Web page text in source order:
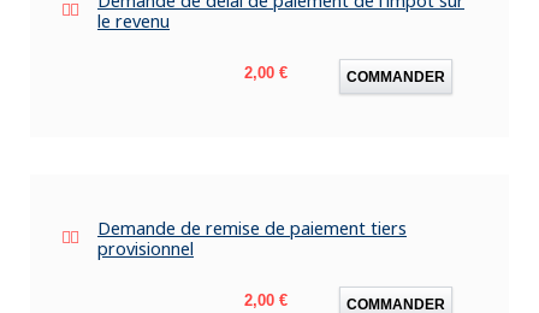
le revenu
Prix
2,00 € COMMANDER
Demande de remise de paiement tiers
provisionnel
Prix
2,00 € COMMANDER